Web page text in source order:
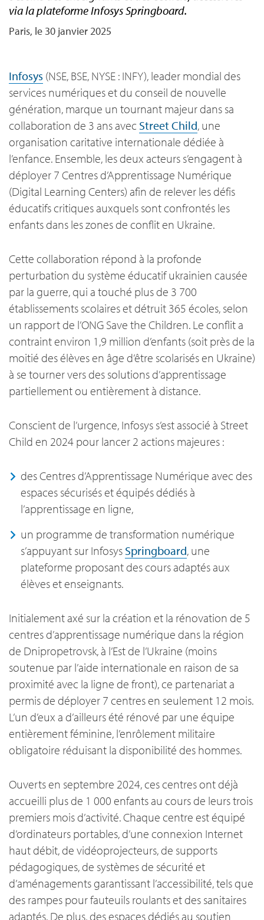
via la plateforme Infosys Springboard.
Paris, le 30 janvier 2025
Infosys (NSE, BSE, NYSE : INFY), leader mondial des
services numériques et du conseil de nouvelle
génération, marque un tournant majeur dans sa
collaboration de 3 ans avec Street Child, une
organisation caritative internationale dédiée à
l’enfance. Ensemble, les deux acteurs s’engagent à
déployer 7 Centres d’Apprentissage Numérique
(Digital Learning Centers) afin de relever les défis
éducatifs critiques auxquels sont confrontés les
enfants dans les zones de conflit en Ukraine.
Cette collaboration répond à la profonde
perturbation du système éducatif ukrainien causée
par la guerre, qui a touché plus de 3 700
établissements scolaires et détruit 365 écoles, selon
un rapport de l’ONG Save the Children. Le conflit a
contraint environ 1,9 million d’enfants (soit près de la
moitié des élèves en âge d’être scolarisés en Ukraine)
à se tourner vers des solutions d’apprentissage
partiellement ou entièrement à distance.
Conscient de l’urgence, Infosys s’est associé à Street
Child en 2024 pour lancer 2 actions majeures :
des Centres d’Apprentissage Numérique avec des
espaces sécurisés et équipés dédiés à
l’apprentissage en ligne,
un programme de transformation numérique
s’appuyant sur Infosys Springboard, une
plateforme proposant des cours adaptés aux
élèves et enseignants.
Initialement axé sur la création et la rénovation de 5
centres d’apprentissage numérique dans la région
de Dnipropetrovsk, à l’Est de l’Ukraine (moins
soutenue par l’aide internationale en raison de sa
proximité avec la ligne de front), ce partenariat a
permis de déployer 7 centres en seulement 12 mois.
L’un d’eux a d’ailleurs été rénové par une équipe
entièrement féminine, l’enrôlement militaire
obligatoire réduisant la disponibilité des hommes.
Ouverts en septembre 2024, ces centres ont déjà
accueilli plus de 1 000 enfants au cours de leurs trois
premiers mois d’activité. Chaque centre est équipé
d’ordinateurs portables, d’une connexion Internet
haut débit, de vidéoprojecteurs, de supports
pédagogiques, de systèmes de sécurité et
d’aménagements garantissant l’accessibilité, tels que
des rampes pour fauteuils roulants et des sanitaires
adaptés. De plus, des espaces dédiés au soutien